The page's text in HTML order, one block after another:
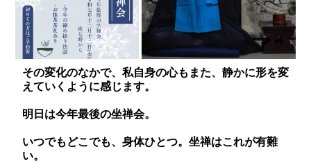
その変化のなかで、私自身の心もまた、静かに形を変
えていくように感じます。
明日は今年最後の坐禅会。
いつでもどこでも、身体ひとつ。坐禅はこれが有難
い。